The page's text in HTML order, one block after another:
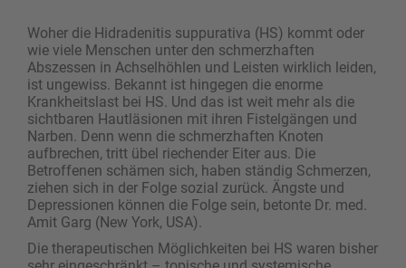
Woher die Hidradenitis suppurativa (HS) kommt oder
wie viele Menschen unter den schmerzhaften
Abszessen in Achselhöhlen und Leisten wirklich leiden,
ist ungewiss. Bekannt ist hingegen die enorme
Krankheitslast bei HS. Und das ist weit mehr als die
sichtbaren Hautläsionen mit ihren Fistelgängen und
Narben. Denn wenn die schmerzhaften Knoten
aufbrechen, tritt übel riechender Eiter aus. Die
Betroffenen schämen sich, haben ständig Schmerzen,
ziehen sich in der Folge sozial zurück. Ängste und
Depressionen können die Folge sein, betonte Dr. med.
Amit Garg (New York, USA).
Die therapeutischen Möglichkeiten bei HS waren bisher